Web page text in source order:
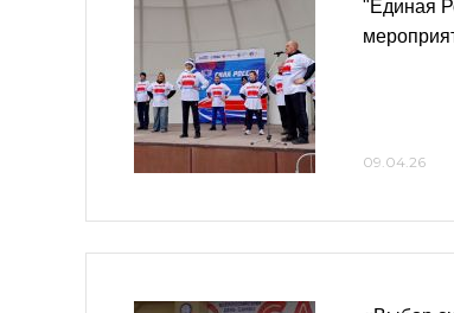
"Единая
09.04.26